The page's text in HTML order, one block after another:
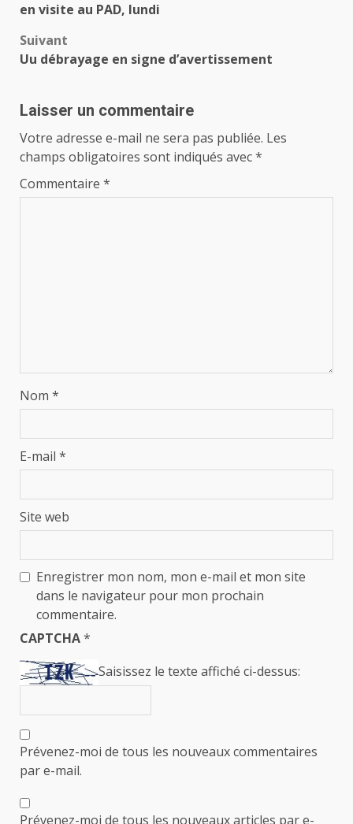
d’article
en visite au PAD, lundi
Suivant
Uu débrayage en signe d’avertissement
Laisser un commentaire
Votre adresse e-mail ne sera pas publiée. Les
champs obligatoires sont indiqués avec*
Commentaire *
Nom *
E-mail *
Site web
Enregistrer mon nom, mon e-mail et mon site
dans le navigateur pour mon prochain
commentaire.
CAPTCHA*
Saisissez le texte affiché ci-dessus:
Prévenez-moi de tous les nouveaux commentaires
par e-mail.
Prévenez-moi de tous les nouveaux articles par e-